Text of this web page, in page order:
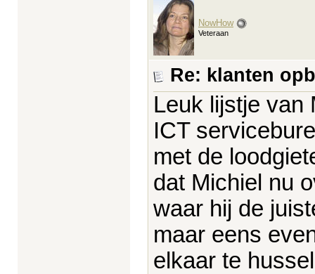
NowHow
Veteraan
Re: klanten
Leuk lijstje van
ICT
met de
dat Michiel nu
waar hij de
maar eens
elkaar te